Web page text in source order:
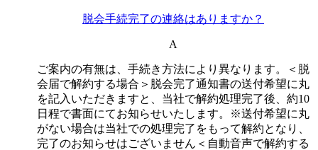
脱会手続完了の連絡はありますか？
A
ご案内の有無は、手続き方法により異なります。＜脱
会届で解約する場合＞脱会完了通知書の送付希望に丸
を記入いただきますと、当社で解約処理完了後、約10
日程で書面にてお知らせいたします。※送付希望に丸
がない場合は当社での処理完了をもって解約となり、
完了のお知らせはございません＜自動音声で解約する